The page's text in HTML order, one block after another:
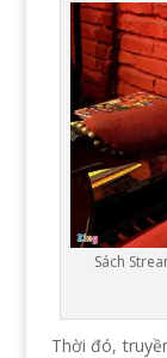
Sách
Thời đó,